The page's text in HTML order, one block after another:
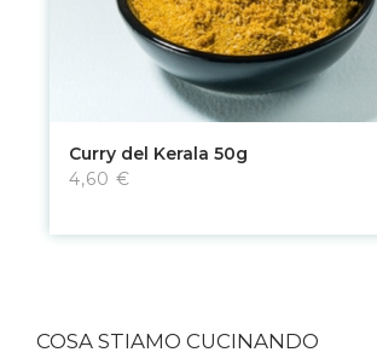
Curry del Kerala 50g
4,60 €
COSA STIAMO CUCINANDO